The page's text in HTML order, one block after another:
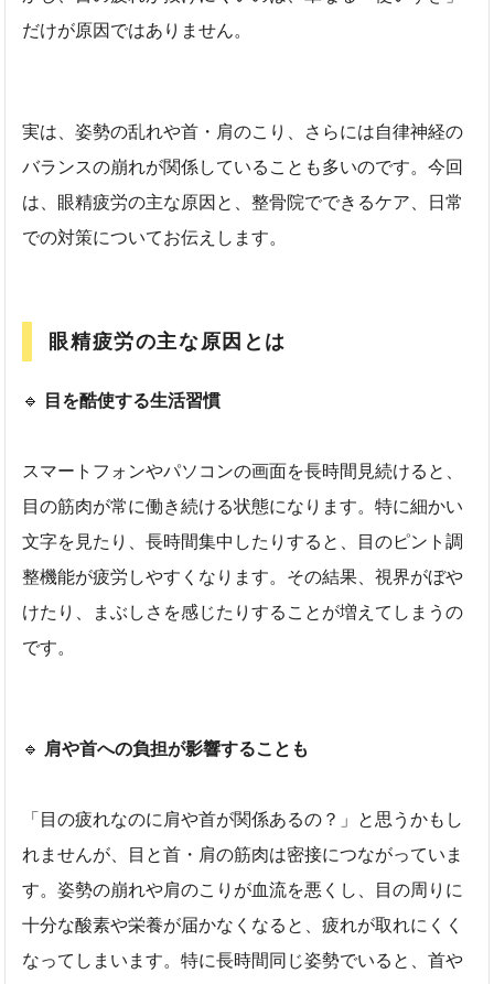
だけが原因ではありません。
実は、姿勢の乱れや首・肩のこり、さらには自律神経の
バランスの崩れが関係していることも多いのです。今回
は、眼精疲労の主な原因と、整骨院でできるケア、日常
での対策についてお伝えします。
眼精疲労の主な原因とは
🔹 目を酷使する生活習慣
スマートフォンやパソコンの画面を長時間見続けると、
目の筋肉が常に働き続ける状態になります。特に細かい
文字を見たり、長時間集中したりすると、目のピント調
整機能が疲労しやすくなります。その結果、視界がぼや
けたり、まぶしさを感じたりすることが増えてしまうの
です。
🔹 肩や首への負担が影響することも
「目の疲れなのに肩や首が関係あるの？」と思うかもし
れませんが、目と首・肩の筋肉は密接につながっていま
す。姿勢の崩れや肩のこりが血流を悪くし、目の周りに
十分な酸素や栄養が届かなくなると、疲れが取れにくく
なってしまいます。特に長時間同じ姿勢でいると、首や